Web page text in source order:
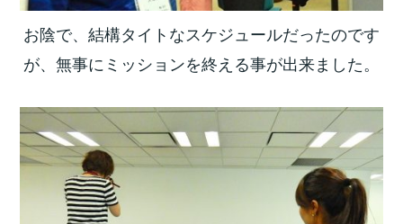
お陰で、結構タイトなスケジュールだったのです
が、無事にミッションを終える事が出来ました。